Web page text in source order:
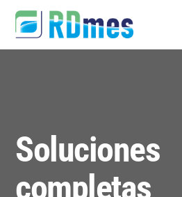
Skip
Soluciones
completas